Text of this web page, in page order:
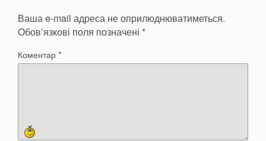
Ваша e-mail адреса не оприлюднюватиметься.
Обов’язкові поля позначені *
Коментар*